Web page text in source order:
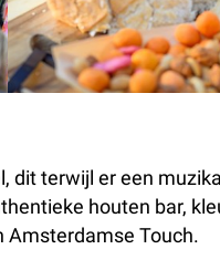
dit terwijl er een
houten bar,
Amsterdamse Touch.